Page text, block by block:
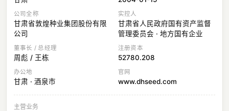
公司全称
甘肃省敦煌种业集团股份有限
公司
实控人
甘肃省人民政府国有资产监督
管理委员会 · 地方国有企业
董事长 / 总经理
周彪 / 王栋
注册资本
52780.208
办公地
甘肃 · 酒泉市
官网
www.dhseed.com
主营业务